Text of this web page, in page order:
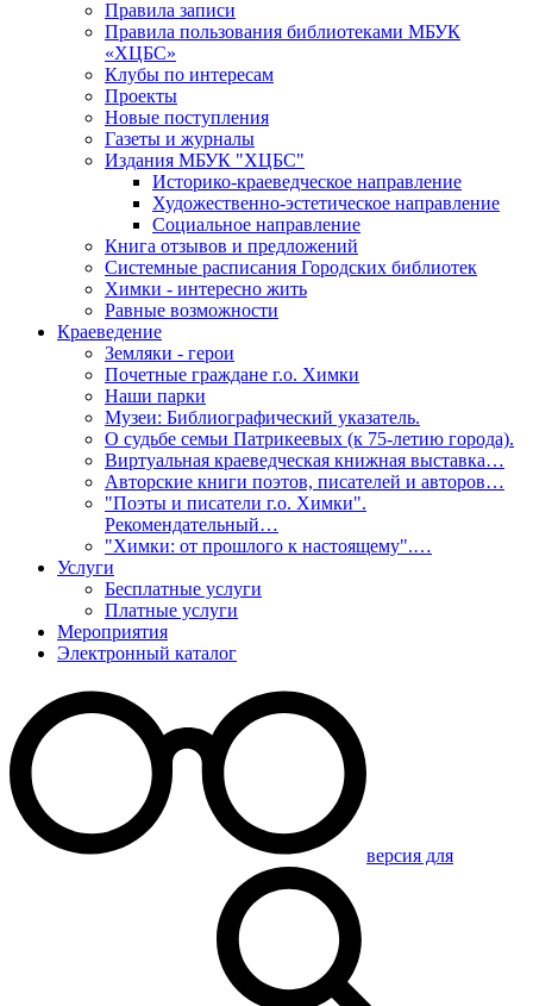
Правила записи
Правила пользования библиотеками МБУК
«ХЦБС»
Клубы по интересам
Проекты
Новые поступления
Газеты и журналы
Издания МБУК "ХЦБС"
Историко-краеведческое направление
Художественно-эстетическое направление
Социальное направление
Книга отзывов и предложений
Системные расписания Городских библиотек
Химки - интересно жить
Равные возможности
Краеведение
Земляки - герои
Почетные граждане г.о. Химки
Наши парки
Музеи: Библиографический указатель.
О судьбе семьи Патрикеевых (к 75-летию города).
Виртуальная краеведческая книжная выставка…
Авторские книги поэтов, писателей и авторов…
"Поэты и писатели г.о. Химки".
Рекомендательный…
"Химки: от прошлого к настоящему".…
Услуги
Бесплатные услуги
Платные услуги
Мероприятия
Электронный каталог
версия для